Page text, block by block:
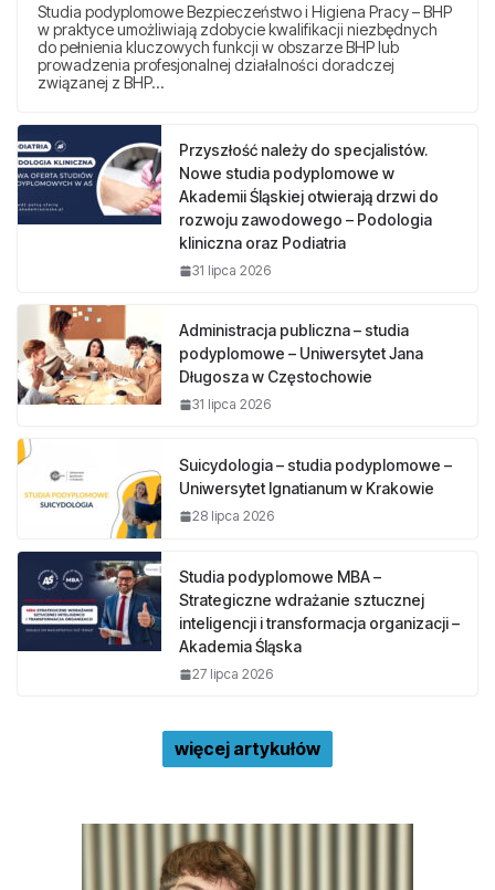
Studia podyplomowe Bezpieczeństwo i Higiena Pracy – BHP
w praktyce umożliwiają zdobycie kwalifikacji niezbędnych
do pełnienia kluczowych funkcji w obszarze BHP lub
prowadzenia profesjonalnej działalności doradczej
związanej z BHP…
Przyszłość należy do specjalistów.
Nowe studia podyplomowe w
Akademii Śląskiej otwierają drzwi do
rozwoju zawodowego – Podologia
kliniczna oraz Podiatria
31 lipca 2026
Administracja publiczna – studia
podyplomowe – Uniwersytet Jana
Długosza w Częstochowie
31 lipca 2026
Suicydologia – studia podyplomowe –
Uniwersytet Ignatianum w Krakowie
28 lipca 2026
Studia podyplomowe MBA –
Strategiczne wdrażanie sztucznej
inteligencji i transformacja organizacji –
Akademia Śląska
27 lipca 2026
więcej artykułów